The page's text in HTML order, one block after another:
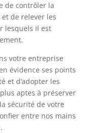
de contrôler la
de relever les
lesquels il est
votre entreprise
évidence ses points
et d’adopter les
aptes à préserver
sécurité de votre
entre nos mains